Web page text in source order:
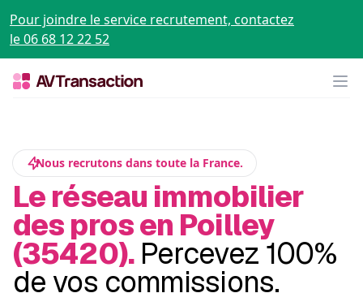
Pour joindre le service recrutement, contactez
le 06 68 12 22 52
Nous recrutons dans toute la France.
Le réseau immobilier
des pros en Poilley
(35420). Percevez 100%
de vos commissions.